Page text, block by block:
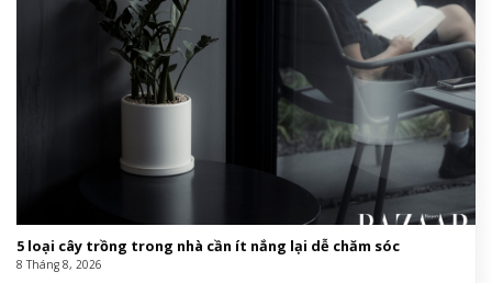
5 loại cây trồng trong nhà cần ít nắng lại dễ chăm sóc
8 Tháng 8, 2026